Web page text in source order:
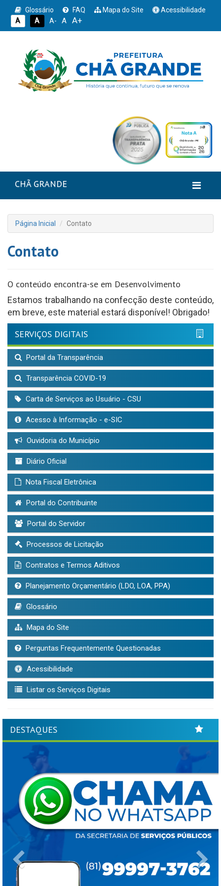
Glossário FAQ Mapa do Site
Acessibilidade
A
A A- A A+
CHÃ GRANDE
Página Inicial Contato
Contato
O conteúdo encontra-se em Desenvolvimento
Estamos trabalhando na confecção deste conteúdo,
em breve, este material estará disponível! Obrigado!
SERVIÇOS DIGITAIS
Portal da Transparência
Transparência COVID-19
Carta de Serviços ao Usuário - CSU
Acesso à Informação - e-SIC
Ouvidoria do Município
Diário Oficial
Nota Fiscal Eletrônica
Portal do Contribuinte
Portal do Servidor
Processos de Licitação
Contratos e Termos Aditivos
Planejamento Orçamentário (LDO, LOA, PPA)
Glossário
Mapa do Site
Perguntas Frequentemente Questionadas
Acessibilidade
Listar os Serviços Digitais
DESTAQUES